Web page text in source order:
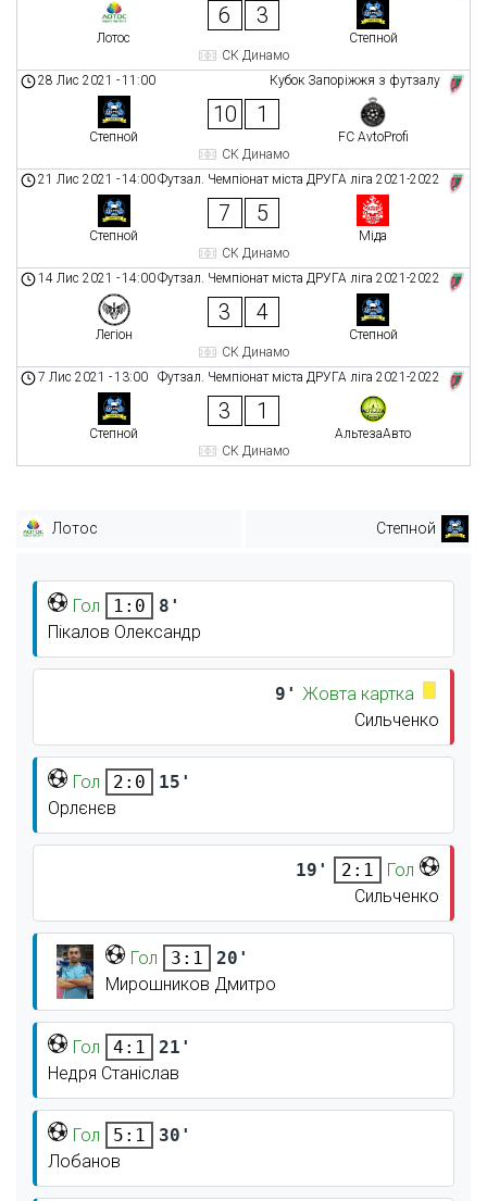
Лотос
6 3
Степной
СК Динамо
Кубок Запоріжжя з футзалу
28 Лис 2021 -11:00
Степной
10 1
FC AvtoProfi
СК Динамо
Футзал. Чемпіонат міста ДРУГА ліга 2021-2022
21 Лис 2021 -14:00
Степной
7 5
Міда
СК Динамо
Футзал. Чемпіонат міста ДРУГА ліга 2021-2022
14 Лис 2021 -14:00
Легіон
3 4
Степной
СК Динамо
Футзал. Чемпіонат міста ДРУГА ліга 2021-2022
7 Лис 2021 -13:00
Степной
3 1
АльтезаАвто
СК Динамо
Лотос Степной
Гол 1:0
8'
Пікалов Олександр
9' Жовта картка
Сильченко
Гол 2:0
15'
Орлєнєв
19' 2:1
Гол
Сильченко
Гол 3:1
20'
Мирошников Дмитро
Гол 4:1
21'
Недря Станіслав
Гол 5:1
30'
Лобанов